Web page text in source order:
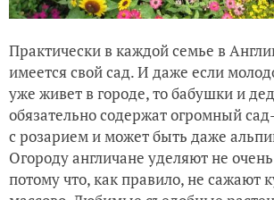
Практически в каждой семье в
имеется свой сад. И даже если
уже живет в городе, то бабушки и
обязательно содержат огромный
с розарием и может быть даже
Огороду англичане уделяют не
потому что, как правило, не сажают